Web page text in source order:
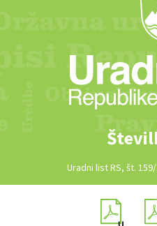
Uradni list RS, št.